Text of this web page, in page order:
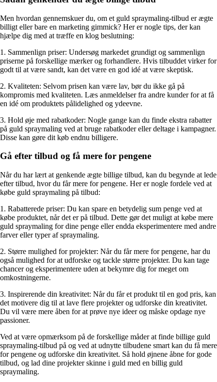
Men hvordan gennemskuer du, om et guld spraymaling-tilbud er ægte
billigt eller bare en marketing gimmick? Her er nogle tips, der kan
hjælpe dig med at træffe en klog beslutning:
1. Sammenlign priser: Undersøg markedet grundigt og sammenlign
priserne på forskellige mærker og forhandlere. Hvis tilbuddet virker for
godt til at være sandt, kan det være en god idé at være skeptisk.
2. Kvaliteten: Selvom prisen kan være lav, bør du ikke gå på
kompromis med kvaliteten. Læs anmeldelser fra andre kunder for at få
en idé om produktets pålidelighed og ydeevne.
3. Hold øje med rabatkoder: Nogle gange kan du finde ekstra rabatter
på guld spraymaling ved at bruge rabatkoder eller deltage i kampagner.
Disse kan gøre dit køb endnu billigere.
Gå efter tilbud og få mere for pengene
Når du har lært at genkende ægte billige tilbud, kan du begynde at lede
efter tilbud, hvor du får mere for pengene. Her er nogle fordele ved at
købe guld spraymaling på tilbud:
1. Rabatterede priser: Du kan spare en betydelig sum penge ved at
købe produktet, når det er på tilbud. Dette gør det muligt at købe mere
guld spraymaling for dine penge eller endda eksperimentere med andre
farver eller typer af spraymaling.
2. Større mulighed for projekter: Når du får mere for pengene, har du
også mulighed for at udforske og tackle større projekter. Du kan tage
chancer og eksperimentere uden at bekymre dig for meget om
omkostningerne.
3. Inspirerende din kreativitet: Når du får et produkt til en god pris, kan
det motivere dig til at lave flere projekter og udforske din kreativitet.
Du vil være mere åben for at prøve nye ideer og måske opdage nye
passioner.
Ved at være opmærksom på de forskellige måder at finde billige guld
spraymaling-tilbud på og ved at udnytte tilbudene smart kan du få mere
for pengene og udforske din kreativitet. Så hold øjnene åbne for gode
tilbud, og lad dine projekter skinne i guld med en billig guld
spraymaling.